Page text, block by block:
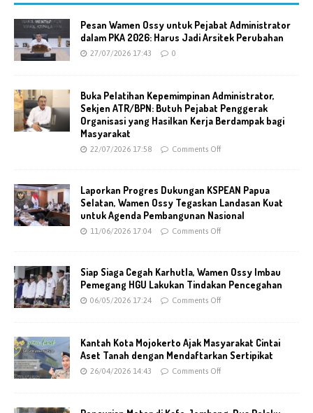
Pesan Wamen Ossy untuk Pejabat Administrator
dalam PKA 2026: Harus Jadi Arsitek Perubahan
27/07/2026 17:43 0
Buka Pelatihan Kepemimpinan Administrator,
Sekjen ATR/BPN: Butuh Pejabat Penggerak
Organisasi yang Hasilkan Kerja Berdampak bagi
Masyarakat
22/07/2026 17:58 Comments Off
Laporkan Progres Dukungan KSPEAN Papua
Selatan, Wamen Ossy Tegaskan Landasan Kuat
untuk Agenda Pembangunan Nasional
11/06/2026 17:04 Comments Off
Siap Siaga Cegah Karhutla, Wamen Ossy Imbau
Pemegang HGU Lakukan Tindakan Pencegahan
06/05/2026 17:24 Comments Off
Kantah Kota Mojokerto Ajak Masyarakat Cintai
Aset Tanah dengan Mendaftarkan Sertipikat
26/04/2026 14:43 Comments Off